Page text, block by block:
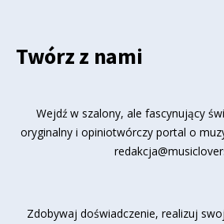
Twórz z nami
Wejdź w szalony, ale fascynujący
oryginalny i opiniotwórczy portal o
Zdobywaj doświadczenie, realizuj